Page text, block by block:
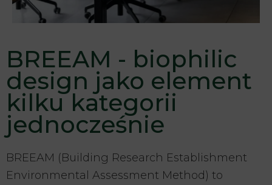
BREEAM - biophilic
design jako element
kilku kategorii
jednocześnie
BREEAM (Building Research Establishment
Environmental Assessment Method) to